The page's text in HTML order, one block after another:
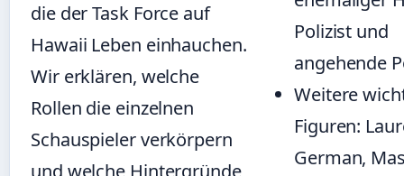
die der Task Force auf
Hawaii Leben einhauchen.
Wir erklären, welche
Rollen die einzelnen
Schauspieler verkörpern
und welche Hintergründe
Polizist und
angehende
Weitere
Figuren:
German,